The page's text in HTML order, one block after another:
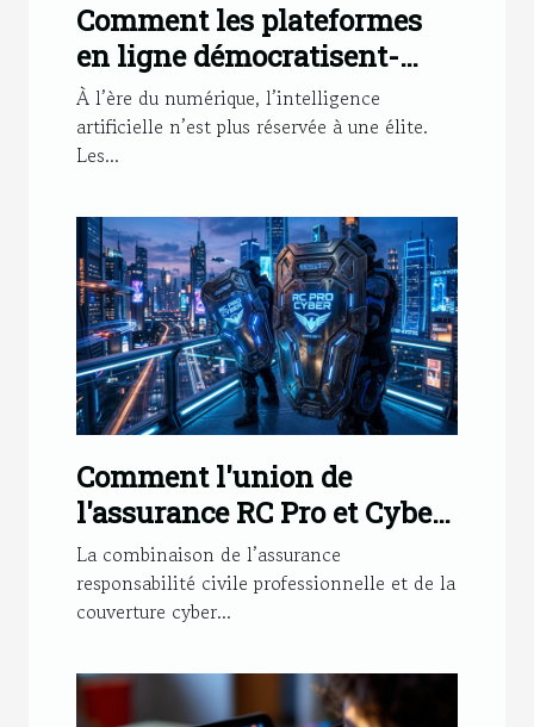
Comment les plateformes
en ligne démocratisent-
elles l'accès aux
technologies d'IA ?
À l’ère du numérique, l’intelligence
artificielle n’est plus réservée à une élite.
Les...
Comment l'union de
l'assurance RC Pro et Cyber
renforce votre sécurité?
La combinaison de l’assurance
responsabilité civile professionnelle et de la
couverture cyber...